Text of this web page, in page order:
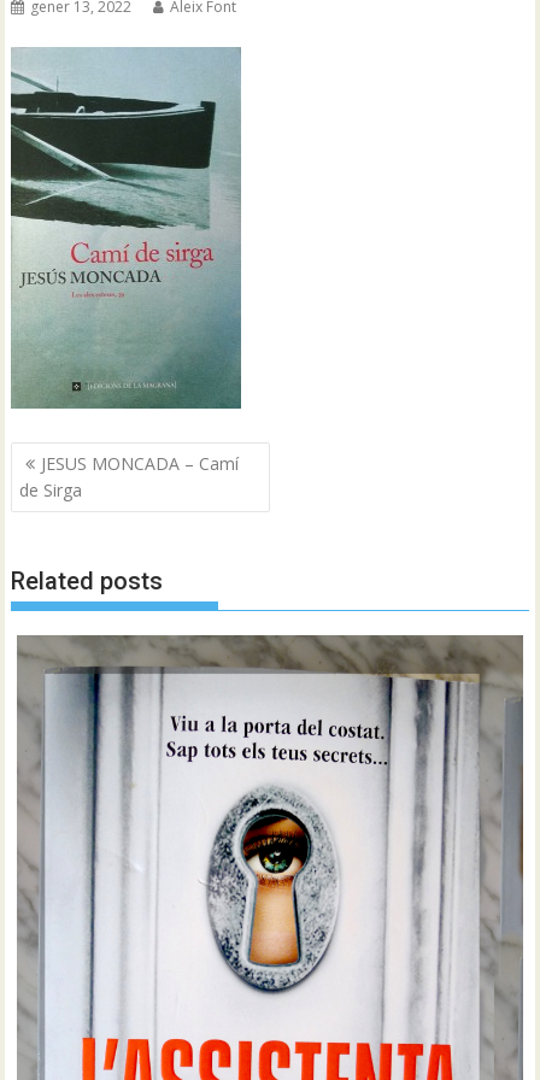
gener 13, 2022 Aleix Font
Navegació
d'entrades
JESUS MONCADA – Camí
de Sirga
Related posts